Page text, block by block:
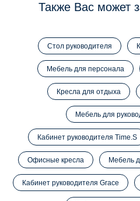
Также Вас может
Стол руководителя
Мебель для персонала
Кресла для отдыха
Мебель для
Кабинет руководителя Time.S
Офисные кресла Мебель
Кабинет руководителя Grace